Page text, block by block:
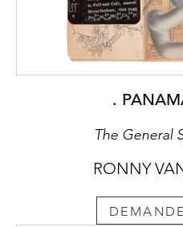
.
The General
RONNY